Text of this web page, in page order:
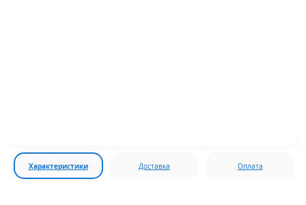
Характеристики Доставка Оплата